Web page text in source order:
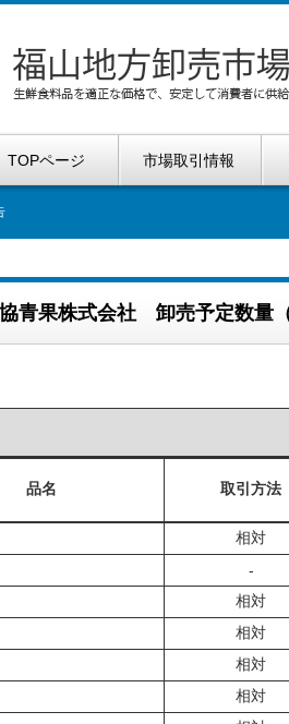
TOPページ 市場取引情報
青果株式会社 卸売予定数量（
品名 取引方法
相対
‐
相対
相対
相対
相対